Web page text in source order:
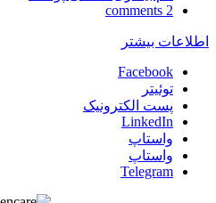
2 comments
اطلاعات بیشتر
Facebook
توئیتر
پست الکترونیک
LinkedIn
واستاپ
واستاپ
Telegram